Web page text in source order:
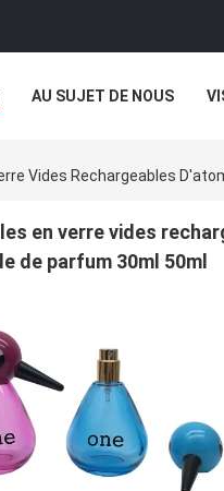
AU SUJET DE NOUS
Vides Rechargeables
en verre vides
de parfum 30ml 50ml